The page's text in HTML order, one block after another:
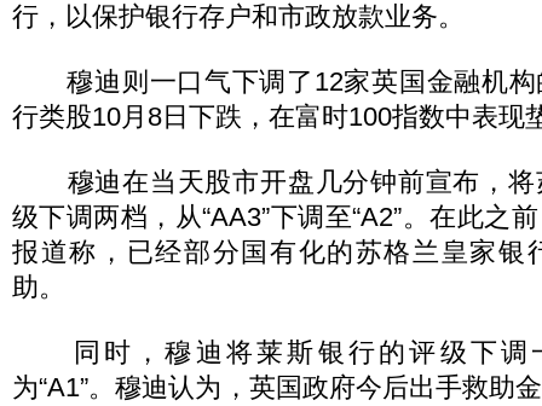
行，以保护银行存户和市政放款业务。
穆迪则一口气下调了12家英国金融机构
行类股10月8日下跌，在富时100指数中表现
穆迪在当天股市开盘几分钟前宣布，将
级下调两档，从“AA3”下调至“A2”。在此之
报道称，已经部分国有化的苏格兰皇家银
助。
同时，穆迪将莱斯银行的评级下调
为“A1”。穆迪认为，英国政府今后出手救助